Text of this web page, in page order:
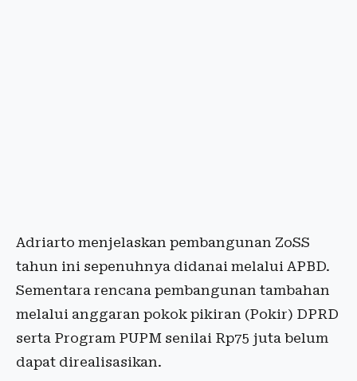
Adriarto menjelaskan pembangunan ZoSS
tahun ini sepenuhnya didanai melalui APBD.
Sementara rencana pembangunan tambahan
melalui anggaran pokok pikiran (Pokir) DPRD
serta Program PUPM senilai Rp75 juta belum
dapat direalisasikan.